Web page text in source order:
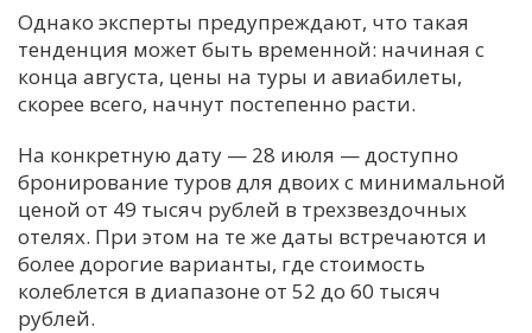
Н
Я
Однако эксперты предупреждают, что такая
тенденция может быть временной: начиная с
конца августа, цены на туры и авиабилеты,
скорее всего, начнут постепенно расти.
На конкретную дату — 28 июля — доступно
бронирование туров для двоих с минимальной
ценой от 49 тысяч рублей в трехзвездочных
отелях. При этом на те же даты встречаются и
более дорогие варианты, где стоимость
колеблется в диапазоне от 52 до 60 тысяч
рублей.